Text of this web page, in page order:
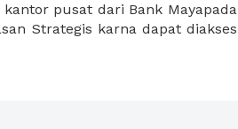
pusat dari Bank Mayapada